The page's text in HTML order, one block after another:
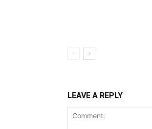
LEAVE A REPLY